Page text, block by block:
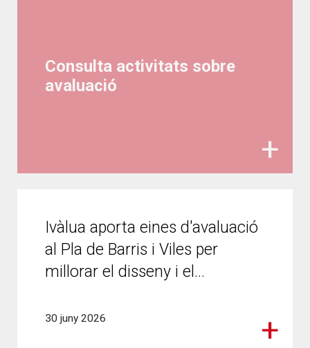
Consulta activitats sobre
avaluació
Ivàlua aporta eines d'avaluació
al Pla de Barris i Viles per
millorar el disseny i el...